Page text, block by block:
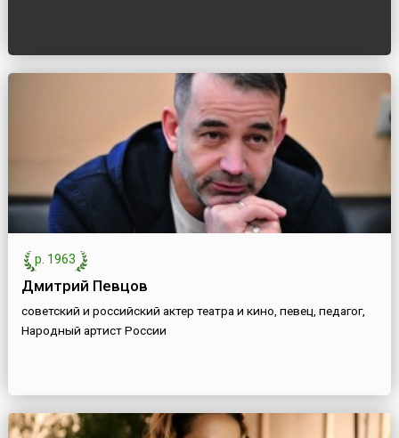
р. 1963
Дмитрий Певцов
советский и российский актер театра и кино, певец, педагог,
Народный артист России